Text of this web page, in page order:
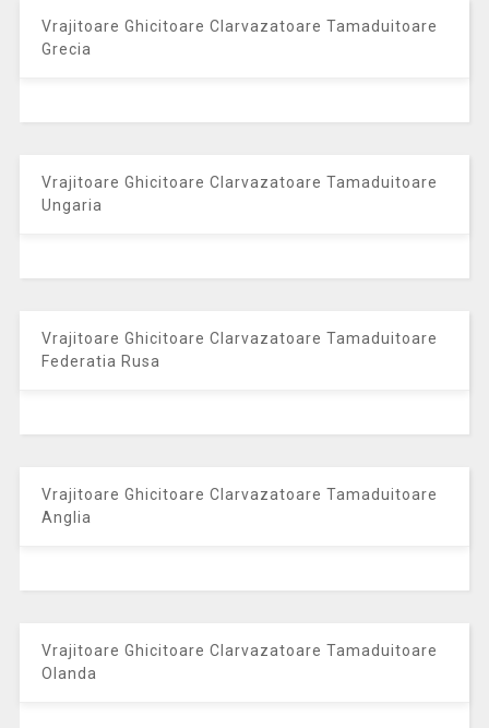
Vrajitoare Ghicitoare Clarvazatoare Tamaduitoare
Grecia
Vrajitoare Ghicitoare Clarvazatoare Tamaduitoare
Ungaria
Vrajitoare Ghicitoare Clarvazatoare Tamaduitoare
Federatia Rusa
Vrajitoare Ghicitoare Clarvazatoare Tamaduitoare
Anglia
Vrajitoare Ghicitoare Clarvazatoare Tamaduitoare
Olanda